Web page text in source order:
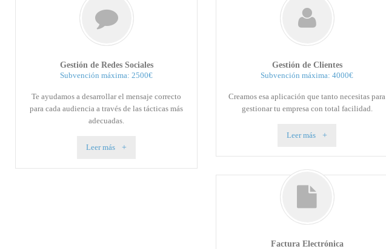
Gestión de Redes Sociales
Subvención máxima: 2500€
Te ayudamos a desarrollar el mensaje correcto
para cada audiencia a través de las tácticas más
adecuadas.
Leer más
Gestión de Clientes
Subvención máxima: 4000€
Creamos esa aplicación que tanto necesitas para
gestionar tu empresa con total facilidad.
Leer más
Factura Electrónica